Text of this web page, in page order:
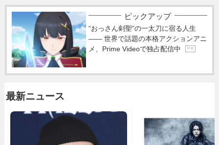
ピックアップ
“おっさん剣聖”の一太刀に宿る人生
―― 世界で話題の本格アクションアニ
メ、Prime Videoで独占配信中
P R
最新ニュース